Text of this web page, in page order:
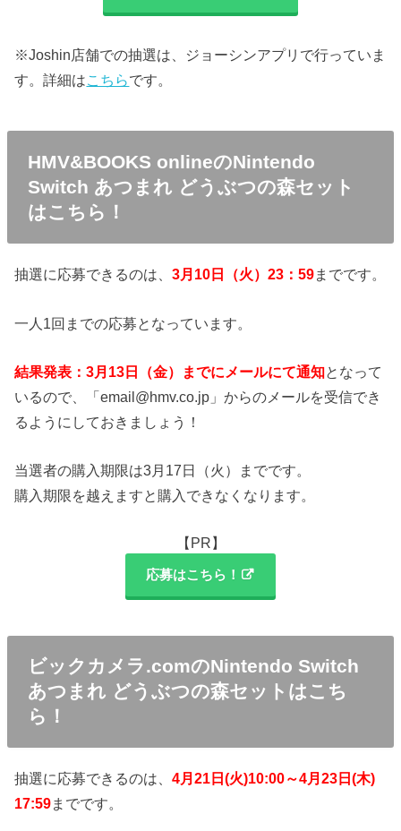
※Joshin店舗での抽選は、ジョーシンアプリで行っていま
す。詳細はこちらです。
HMV&BOOKS onlineのNintendo
Switch あつまれ どうぶつの森セット
はこちら！
抽選に応募できるのは、3月10日（火）23：59までです。
一人1回までの応募となっています。
結果発表：3月13日（金）までにメールにて通知となって
いるので、「email@hmv.co.jp」からのメールを受信でき
るようにしておきましょう！
当選者の購入期限は3月17日（火）までです。
購入期限を越えますと購入できなくなります。
【PR】
応募はこちら！
ビックカメラ.comのNintendo Switch
あつまれ どうぶつの森セットはこち
ら！
抽選に応募できるのは、4月21日(火)10:00～4月23日(木)
17:59までです。